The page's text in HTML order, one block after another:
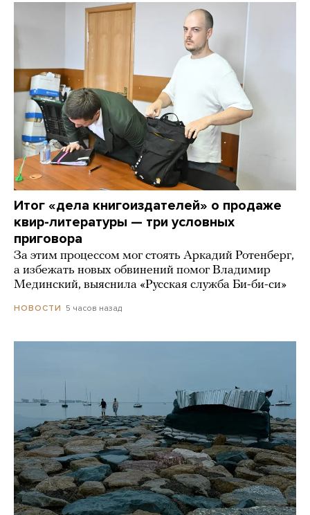
Итог «дела книгоиздателей» о продаже
квир-литературы — три условных
приговора
За этим процессом мог стоять Аркадий Ротенберг,
а избежать новых обвинений помог Владимир
Мединский, выяснила «Русская служба Би-би-си»
НОВОСТИ 5 часов назад